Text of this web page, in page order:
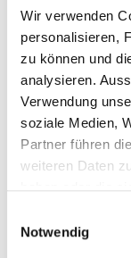
Wir verwenden
personalisieren,
zu können und
analysieren.
Verwendung
soziale Medien,
Partner führen
weiteren Daten
Notwendig
Meldung der
unter 5.).
Löschung
Erhebung
Websites ist